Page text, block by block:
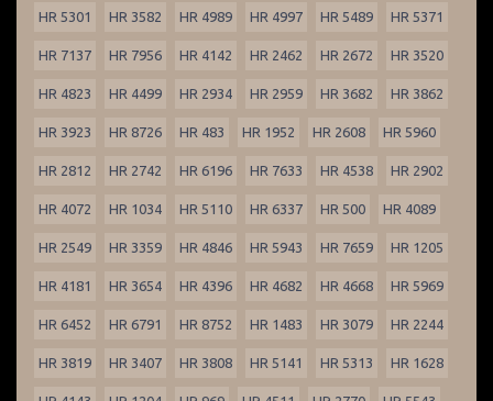
HR 5301 HR 3582 HR 4989 HR 4997 HR 5489 HR 5371
HR 7137 HR 7956 HR 4142 HR 2462 HR 2672 HR 3520
HR 4823 HR 4499 HR 2934 HR 2959 HR 3682 HR 3862
HR 3923 HR 8726 HR 483 HR 1952 HR 2608 HR 5960
HR 2812 HR 2742 HR 6196 HR 7633 HR 4538 HR 2902
HR 4072 HR 1034 HR 5110 HR 6337 HR 500 HR 4089
HR 2549 HR 3359 HR 4846 HR 5943 HR 7659 HR 1205
HR 4181 HR 3654 HR 4396 HR 4682 HR 4668 HR 5969
HR 6452 HR 6791 HR 8752 HR 1483 HR 3079 HR 2244
HR 3819 HR 3407 HR 3808 HR 5141 HR 5313 HR 1628